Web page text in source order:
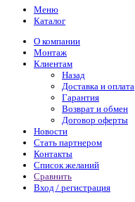
Меню
Каталог
О компании
Монтаж
Клиентам
Назад
Доставка и оплата
Гарантия
Возврат и обмен
Договор оферты
Новости
Стать партнером
Контакты
Список желаний
Сравнить
Вход / регистрация